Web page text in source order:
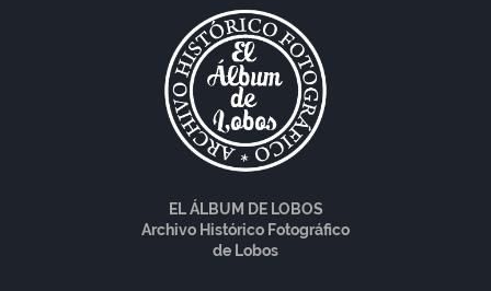
EL ÁLBUM DE LOBOS
Archivo Histórico Fotográfico
de Lobos